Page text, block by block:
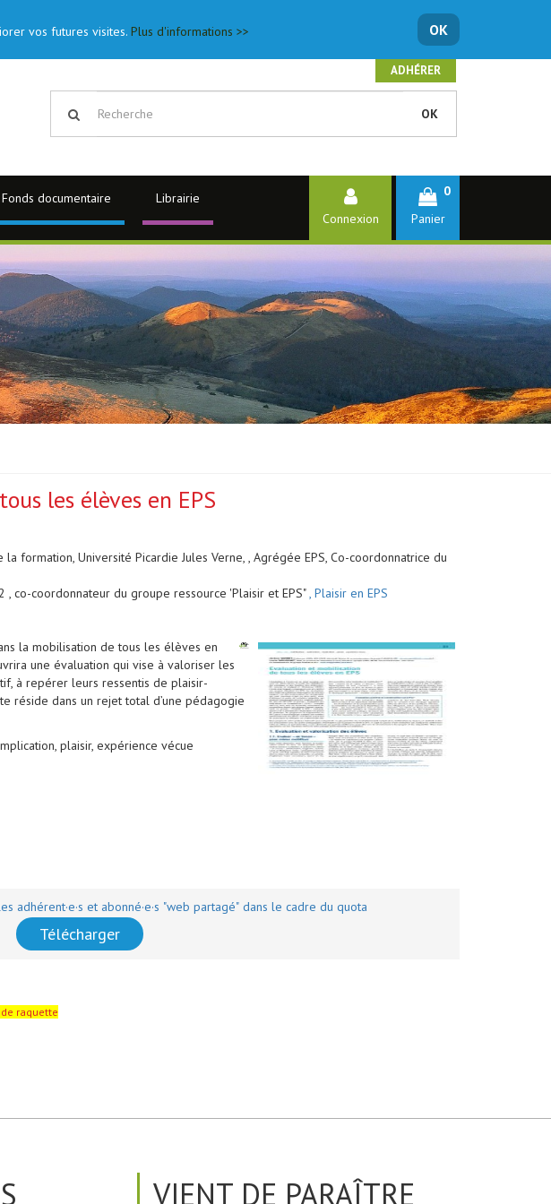
vos futures visites. Plus d'informations >> OK
ADHÉRER
OK
Fonds documentaire
Librairie
Connexion
0
Panier
les élèves en EPS
formation, Université Picardie Jules Verne, , Agrégée EPS, Co-coordonnatrice du
2 , co-coordonnateur du groupe ressource 'Plaisir et EPS", Plaisir en EPS
la mobilisation de tous les élèves en
une évaluation qui vise à valoriser les
à repérer leurs ressentis de plaisir-
réside dans un rejet total d’une pédagogie
plaisir, expérience vécue
adhérent·e·s et abonné·e·s "web partagé" dans le cadre du quota
Télécharger
raquette
VIENT DE PARAÎTRE